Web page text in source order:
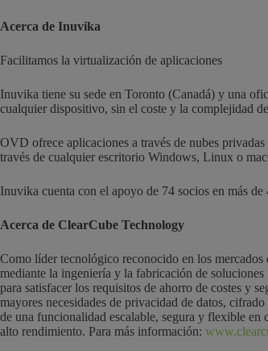
Acerca de Inuvika
Facilitamos la virtualización de aplicaciones
Inuvika tiene su sede en Toronto (Canadá) y una
cualquier dispositivo, sin el coste y la complejidad
OVD ofrece aplicaciones a través de nubes
través de cualquier escritorio Windows, Linux o
Inuvika cuenta con el apoyo de 74 socios en más de
Acerca de ClearCube Technology
Como líder tecnológico reconocido en los
mediante la ingeniería y la fabricación de
para satisfacer los requisitos de ahorro de costes y
mayores necesidades de privacidad de datos,
de una funcionalidad escalable, segura y flexible
alto rendimiento. Para más información: